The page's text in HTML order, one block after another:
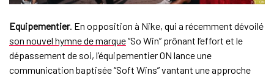
Equipementier. En opposition à Nike, qui a récemment dévoilé
son nouvel hymne de marque“So Win” prônant l’effort et le
dépassement de soi, l’équipementier ON lance une
communication baptisée “Soft Wins” vantant une approche